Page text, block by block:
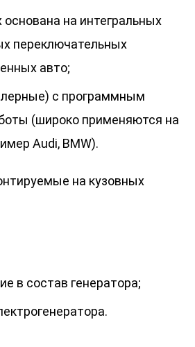
на интегральных
переключательных
авто;
с программным
(широко применяются на
Audi, BMW).
на кузовных
в состав генератора;